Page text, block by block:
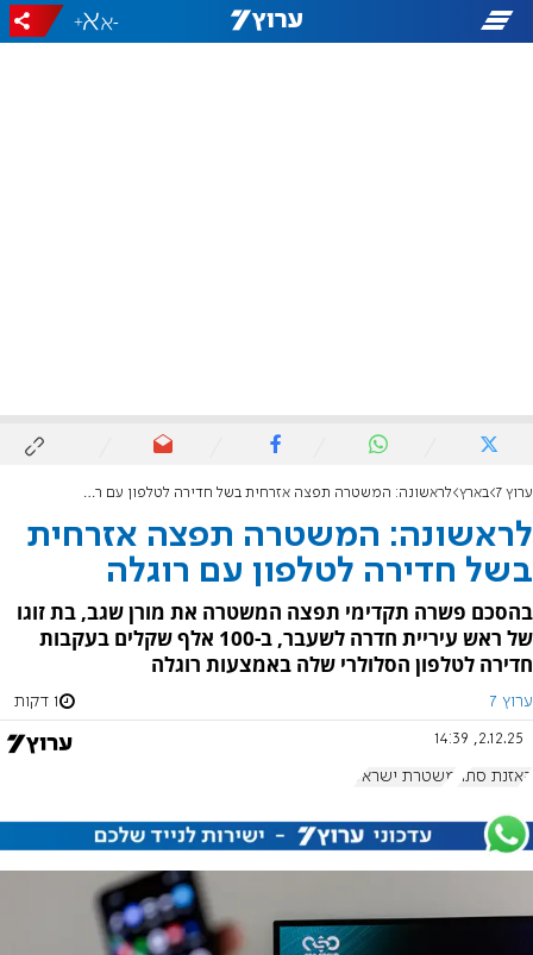
-
+
ערוץ 7 בארץ לראשונה: המשטרה תפצה אזרחית בשל חדירה לטלפון עם רוגלה
לראשונה: המשטרה תפצה אזרחית
בשל חדירה לטלפון עם רוגלה
בהסכם פשרה תקדימי תפצה המשטרה את מורן שגב, בת זוגו
של ראש עיריית חדרה לשעבר, ב-100 אלף שקלים בעקבות
חדירה לטלפון הסלולרי שלה באמצעות רוגלה
ערוץ 7 1 דקות
2.12.25, 14:39
האזנת סתר משטרת ישראל